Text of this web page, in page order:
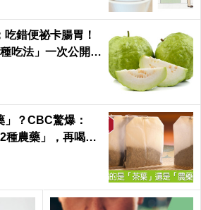
錯便祕卡腸胃！
吃法」一次公開｜
」？CBC驚爆：
種農藥」，再喝癌